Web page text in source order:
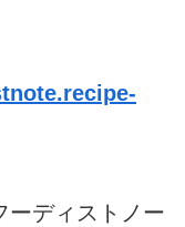
ーディストノー